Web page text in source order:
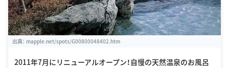
出典： mapple.net/spots/G00800048402.htm
2011年7月にリニューアルオープン！自慢の天然温泉のお風呂